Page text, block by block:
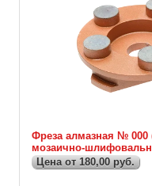
Фреза алмазная № 000
мозаично-
Цена от 180,00 руб.